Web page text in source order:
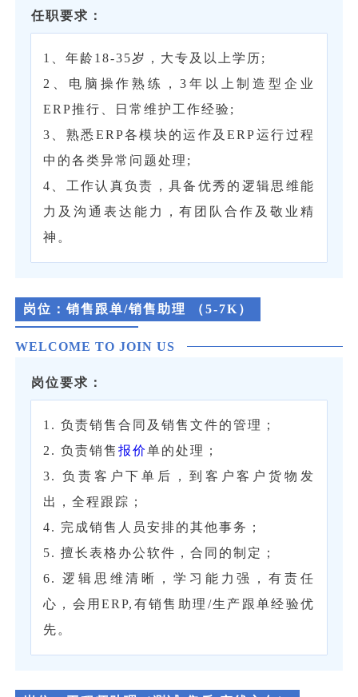
任职要求：
1、年龄18-35岁，大专及以上学历;
2、电脑操作熟练，3年以上制造型企业
ERP推行、日常维护工作经验;
3、熟悉ERP各模块的运作及ERP运行过程
中的各类异常问题处理;
4、工作认真负责，具备优秀的逻辑思维能
力及沟通表达能力，有团队合作及敬业精
神。
岗位：销售跟单/销售助理 （5-7K）
WELCOME TO JOIN US
岗位要求：
1. 负责销售合同及销售文件的管理；
2. 负责销售报价单的处理；
3. 负责客户下单后，到客户客户货物发
出，全程跟踪；
4. 完成销售人员安排的其他事务；
5. 擅长表格办公软件，合同的制定；
6. 逻辑思维清晰，学习能力强，有责任
心，会用ERP,有销售助理/生产跟单经验优
先。